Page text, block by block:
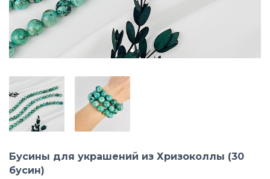
Бусины для украшений из Хризоколлы (30
бусин)